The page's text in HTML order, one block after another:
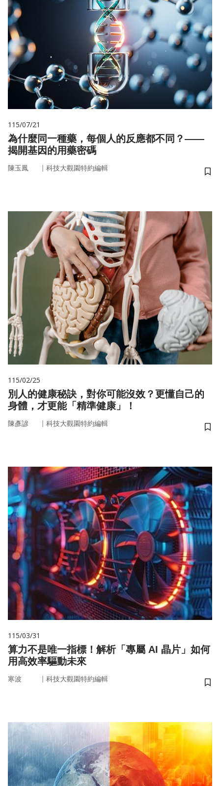
115/07/21
為什麼同一種藥，每個人的反應都不同？——
揭開基因的用藥密碼
陳玉鳳 ｜ 科技大觀園特約編輯
儲
115/02/25
別人的健康秘訣，對你可能沒效？更懂自己的
身體，才更能「精準健康」！
陳彥諺 ｜ 科技大觀園特約編輯
儲
115/03/31
算力不是唯一指標！解析「專屬 AI 晶片」如何
用高效率驅動未來
寒波 ｜ 科技大觀園特約編輯
儲